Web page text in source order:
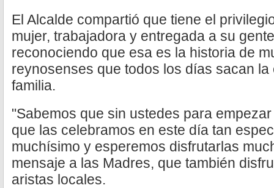
El Alcalde compartió que tiene el
mujer, trabajadora y entregada a su
reconociendo que esa es la historia de
reynosenses que todos los días sacan
familia.
"Sabemos que sin ustedes para
que las celebramos en este día tan
muchísimo y esperemos disfrutarlas
mensaje a las Madres, que también
aristas locales.